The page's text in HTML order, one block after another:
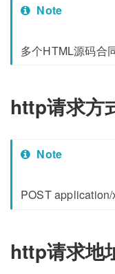
Note
多个HTML源码合
http请求方
Note
POST
http请求地